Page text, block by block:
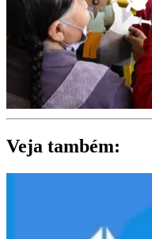
Veja também: